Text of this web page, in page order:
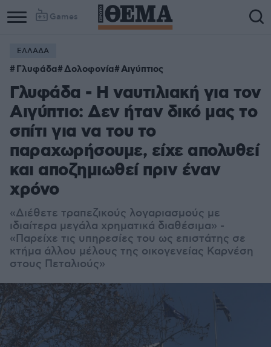
Games
ΕΛΛΑΔΑ
Γλυφάδα Δολοφονία Αιγύπτιος
Γλυφάδα - Η ναυτιλιακή για τον
Αιγύπτιο: Δεν ήταν δικό μας το
σπίτι για να του το
παραχωρήσουμε, είχε απολυθεί
και αποζημιωθεί πριν έναν
χρόνο
«Διέθετε τραπεζικούς λογαριασμούς με
ιδιαίτερα μεγάλα χρηματικά διαθέσιμα» -
«Παρείχε τις υπηρεσίες του ως επιστάτης σε
κτήμα άλλου μέλους της οικογενείας Καρνέση
στους Πεταλιούς»